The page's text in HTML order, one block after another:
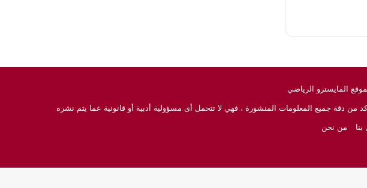
من دقة جميع المعلومات المنشورة ، فهي لا تتحمل أى مسؤولية أدبية أو قانونية عما يتم نشره
من نحن